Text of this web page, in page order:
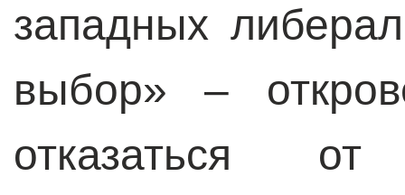
западных
выбор» –
отказаться